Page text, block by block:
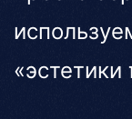
«эстетики